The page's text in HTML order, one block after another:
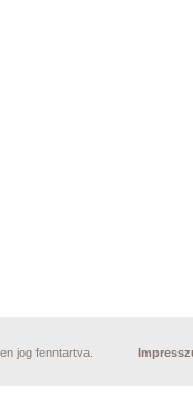
jog fenntartva.